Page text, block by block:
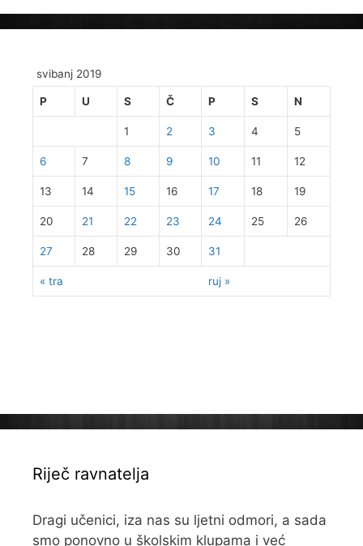
svibanj 2019
P U S Č P S N
« tra ruj »
1 2 3 4 5
6 7 8 9 10 11 12
13 14 15 16 17 18 19
20 21 22 23 24 25 26
27 28 29 30 31
Riječ ravnatelja
Dragi učenici, iza nas su ljetni odmori, a sada
smo ponovno u školskim klupama i već